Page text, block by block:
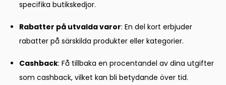
specifika butikskedjor.
Rabatter på utvalda varor: En del kort erbjuder
rabatter på särskilda produkter eller kategorier.
Cashback: Få tillbaka en procentandel av dina utgifter
som cashback, vilket kan bli betydande över tid.